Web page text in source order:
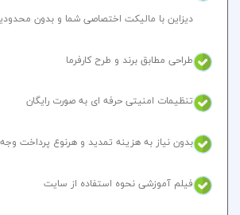
دیزاین با مالیکت اختصاصی شما و بدون
طراحی مطابق برند و طرح کارفرما
تنظیمات امنیتی حرفه ای به صورت رایگان
بدون نیاز به هزینه تمدید و هرنوع پرداخت
فیلم آموزشی نحوه استفاده از سایت